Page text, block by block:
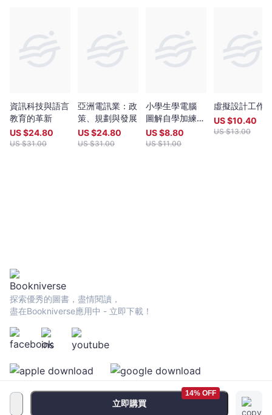
資訊科技與語言
教育的革新
US $24.80
US $31.00
亞洲電訊業：政
策、規劃與發展
US $24.80
US $31.00
小學生學電腦
圖解自學加練習
(初小階段)
US $8.80
US $11.00
虛擬設計工作
US $10.40
US $13.00
立即購買
14% OFF
探索優秀的圖書，盡情閱讀，
盡在Bookniverse應用中 - 立即下載！